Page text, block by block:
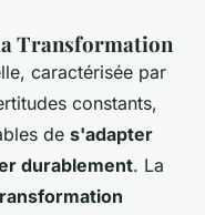
Transformation
caractérisée par
constants,
de s'adapter
durablement. La